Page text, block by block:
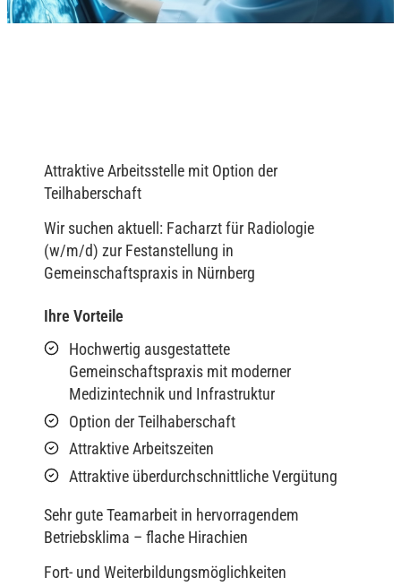
Attraktive Arbeitsstelle mit Option der
Teilhaberschaft
Wir suchen aktuell: Facharzt für Radiologie
(w/m/d) zur Festanstellung in
Gemeinschaftspraxis in Nürnberg
Ihre Vorteile
Hochwertig ausgestattete
Gemeinschaftspraxis mit moderner
Medizintechnik und Infrastruktur
Option der Teilhaberschaft
Attraktive Arbeitszeiten
Attraktive überdurchschnittliche Vergütung
Sehr gute Teamarbeit in hervorragendem
Betriebsklima – flache Hirachien
Fort- und Weiterbildungsmöglichkeiten